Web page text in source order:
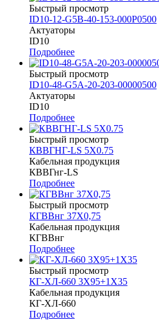
Быстрый просмотр
ID10-12-G5B-40-153-000P0500
Актуаторы
ID10
Подробнее
Быстрый просмотр
ID10-48-G5A-20-203-00000500
Актуаторы
ID10
Подробнее
Быстрый просмотр
КВВГНГ-LS 5Х0.75
Кабельная продукция
КВВГнг-LS
Подробнее
Быстрый просмотр
КГВВнг 37Х0,75
Кабельная продукция
КГВВнг
Подробнее
Быстрый просмотр
КГ-ХЛ-660 3Х95+1Х35
Кабельная продукция
КГ-ХЛ-660
Подробнее